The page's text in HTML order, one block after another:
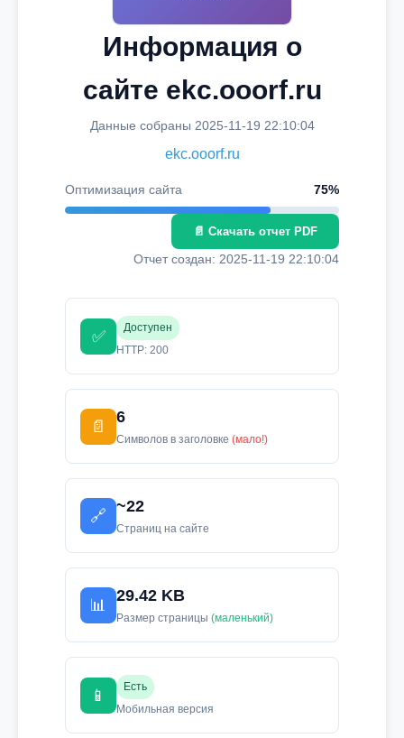
Информация о
сайте ekc.ooorf.ru
Данные собраны 2025-11-19 22:10:04
ekc.ooorf.ru
Оптимизация сайта 75%
📄 Скачать отчет PDF
Отчет создан: 2025-11-19 22:10:04
✅
Доступен
HTTP: 200
📄
6
Символов в заголовке (мало!)
🔗
~22
Страниц на сайте
📊
29.42 KB
Размер страницы (маленький)
📱
Есть
Мобильная версия